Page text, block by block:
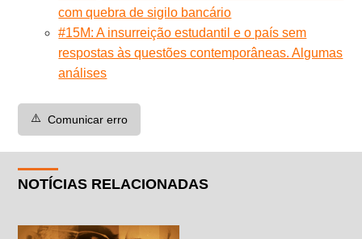
com quebra de sigilo bancário
#15M: A insurreição estudantil e o país sem
respostas às questões contemporâneas. Algumas
análises
⚠️ Comunicar erro
NOTÍCIAS RELACIONADAS